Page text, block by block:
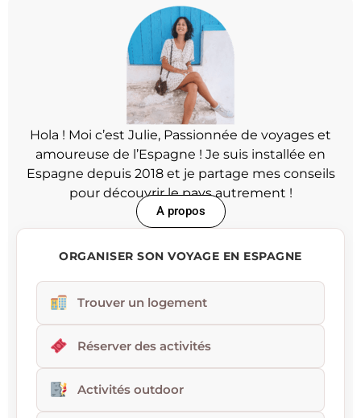
Hola ! Moi c’est Julie, Passionnée de voyages et
amoureuse de l’Espagne ! Je suis installée en
Espagne depuis 2018 et je partage mes conseils
pour découvrir le pays autrement !
A propos
ORGANISER SON VOYAGE EN ESPAGNE
Trouver un logement
Réserver des activités
Activités outdoor